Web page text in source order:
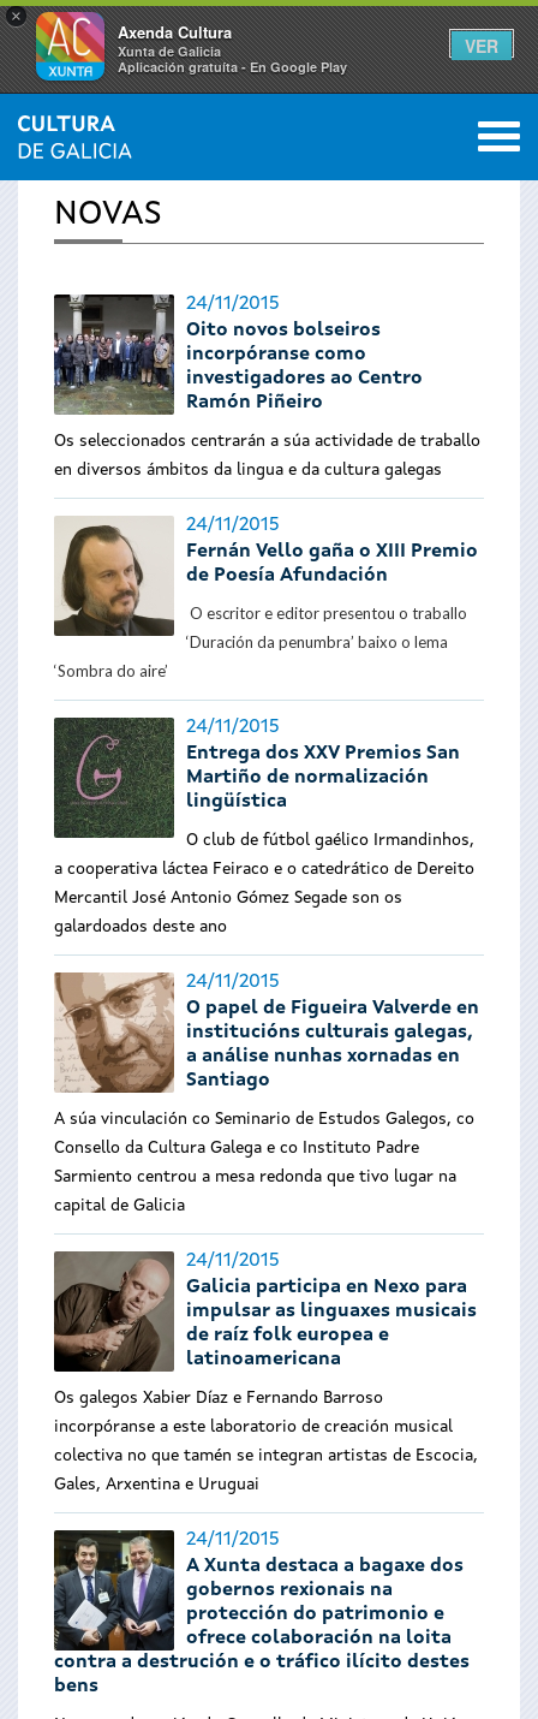
×
Axenda Cultura
Xunta de Galicia
Aplicación gratuíta - En Google Play
VER
Vostede
está
aquí
INICIO › ACTUALIDADE 0
NOVAS
24/11/2015
Oito novos bolseiros
incorpóranse como
investigadores ao Centro
Ramón Piñeiro
Os seleccionados centrarán a súa actividade de traballo
en diversos ámbitos da lingua e da cultura galegas
24/11/2015
Fernán Vello gaña o XIII Premio
de Poesía Afundación
O escritor e editor presentou o traballo
‘Duración da penumbra’ baixo o lema
‘Sombra do aire’
24/11/2015
Entrega dos XXV Premios San
Martiño de normalización
lingüística
O club de fútbol gaélico Irmandinhos,
a cooperativa láctea Feiraco e o catedrático de Dereito
Mercantil José Antonio Gómez Segade son os
galardoados deste ano
24/11/2015
O papel de Figueira Valverde en
institucións culturais galegas,
a análise nunhas xornadas en
Santiago
A súa vinculación co Seminario de Estudos Galegos, co
Consello da Cultura Galega e co Instituto Padre
Sarmiento centrou a mesa redonda que tivo lugar na
capital de Galicia
24/11/2015
Galicia participa en Nexo para
impulsar as linguaxes musicais
de raíz folk europea e
latinoamericana
Os galegos Xabier Díaz e Fernando Barroso
incorpóranse a este laboratorio de creación musical
colectiva no que tamén se integran artistas de Escocia,
Gales, Arxentina e Uruguai
24/11/2015
A Xunta destaca a bagaxe dos
gobernos rexionais na
protección do patrimonio e
ofrece colaboración na loita
contra a destrución e o tráfico ilícito destes
bens